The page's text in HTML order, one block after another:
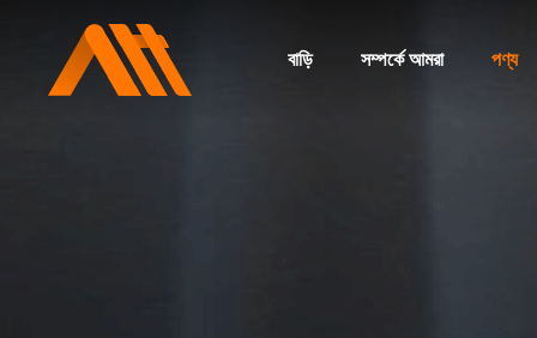
বাড়ি সম্পর্কে আমরা পণ্য